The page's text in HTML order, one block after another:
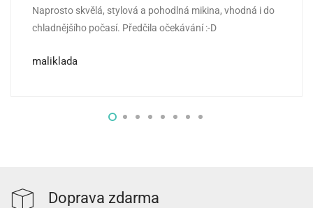
Hodnocení 5z 5
Naprosto skvělá, stylová a pohodlná mikina, vhodná i do
chladnějšího počasí. Předčila očekávání :-D
maliklada
Doprava zdarma